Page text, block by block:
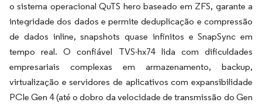
o sistema operacional QuTS hero baseado em ZFS, garante a
integridade dos dados e permite deduplicação e compressão
de dados inline, snapshots quase infinitos e SnapSync em
tempo real. O confiável TVS-hx74 lida com dificuldades
empresariais complexas em armazenamento, backup,
virtualização e servidores de aplicativos com expansibilidade
PCIe Gen 4 (até o dobro da velocidade de transmissão do Gen